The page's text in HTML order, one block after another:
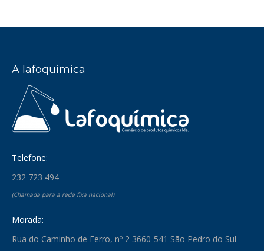
A lafoquimica
Telefone:
232 723 494
(Chamada para a rede fixa nacional)
Morada:
Rua do Caminho de Ferro, nº 2 3660-541 São Pedro do Sul